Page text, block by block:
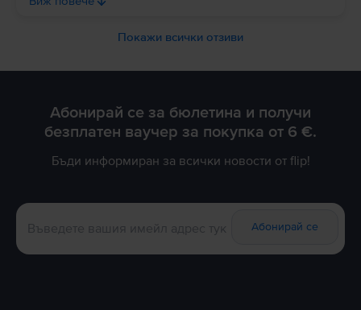
Благодарим Ви за доверието!
Покажи всички отзиви
Абонирай се за бюлетина и получи
безплатен ваучер за покупка от 6 €.
Бъди информиран за всички новости от flip!
Абонирай се